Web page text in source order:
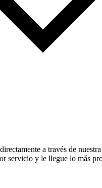
a través de
servicio y le llegue lo más